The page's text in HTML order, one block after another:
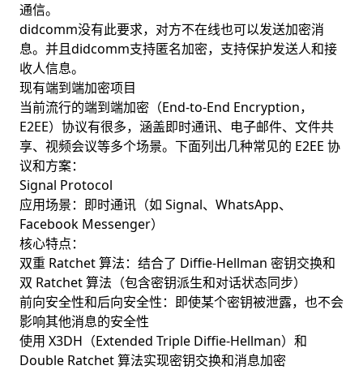
通信。
didcomm没有此要求，对方不在线也可以发送加密消
息。并且didcomm支持匿名加密，支持保护发送人和接
收人信息。
现有端到端加密项目
当前流行的端到端加密（End-to-End Encryption，
E2EE）协议有很多，涵盖即时通讯、电子邮件、文件共
享、视频会议等多个场景。下面列出几种常见的 E2EE 协
议和方案：
Signal Protocol
应用场景：即时通讯（如 Signal、WhatsApp、
Facebook Messenger）
核心特点：
双重 Ratchet 算法：结合了 Diffie-Hellman 密钥交换和
双 Ratchet 算法（包含密钥派生和对话状态同步）
前向安全性和后向安全性：即使某个密钥被泄露，也不会
影响其他消息的安全性
使用 X3DH（Extended Triple Diffie-Hellman）和
Double Ratchet 算法实现密钥交换和消息加密